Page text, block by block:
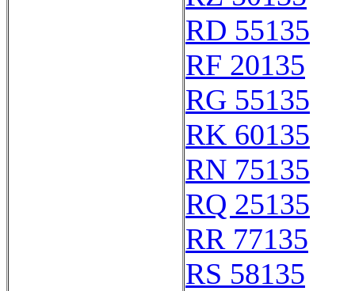
RD 55135
RF 20135
RG 55135
RK 60135
RN 75135
RQ 25135
RR 77135
RS 58135